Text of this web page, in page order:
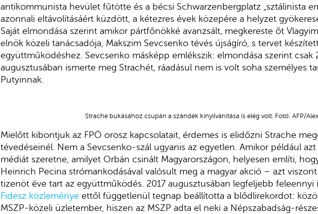
antikommunista hevület fűtötte és a bécsi Schwarzenbergplatz „sztálinista
azonnali eltávolításáért küzdött, a kétezres évek közepére a helyzet
Saját elmondása szerint amikor pártfőnökké avanzsált, megkereste őt
elnök közeli tanácsadója, Makszim Sevcsenko tévés újságíró, s tervet
együttműködéshez. Sevcsenko másképp emlékszik: elmondása szerint csak
augusztusában ismerte meg Strachét, ráadásul nem is volt soha személyes
Putyinnak.
Strache bukásához csupán a szándék kinyilvánítása is elég volt. Fotó: AFP/
Mielőtt kibontjuk az FPÖ orosz kapcsolatait, érdemes is elidőzni Strache
tévedéseinél. Nem a Sevcsenko-szál ugyanis az egyetlen. Amikor például
médiát szeretne, amilyet Orbán csinált Magyarországon, helyesen említi,
Heinrich Pecina strómankodásával valósult meg a magyar akció – azt
tizenöt éve tart az együttműködés. 2017 augusztusában legfeljebb feleennyi
Fidesz közleménye ettől függetlenül tegnap beállította a blődlirekordot:
MSZP-közeli üzletember, hiszen az MSZP adta el neki a Népszabadság-